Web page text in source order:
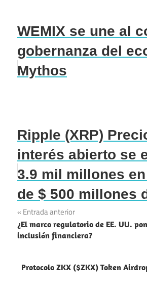
WEMIX se une al
gobernanza del
Mythos
Ripple (XRP)
interés abierto se
3.9 mil millones
de $ 500 millones
Navegación
de
Entrada anterior
¿El marco regulatorio de EE. UU.
inclusión financiera?
Protocolo ZKX ($ZKX) Token